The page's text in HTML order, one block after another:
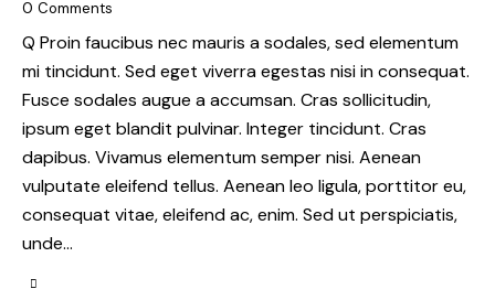
0 Comments
Q Proin faucibus nec mauris a sodales, sed elementum
mi tincidunt. Sed eget viverra egestas nisi in consequat.
Fusce sodales augue a accumsan. Cras sollicitudin,
ipsum eget blandit pulvinar. Integer tincidunt. Cras
dapibus. Vivamus elementum semper nisi. Aenean
vulputate eleifend tellus. Aenean leo ligula, porttitor eu,
consequat vitae, eleifend ac, enim. Sed ut perspiciatis,
unde…